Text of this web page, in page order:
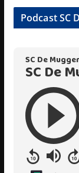
Podcast SC